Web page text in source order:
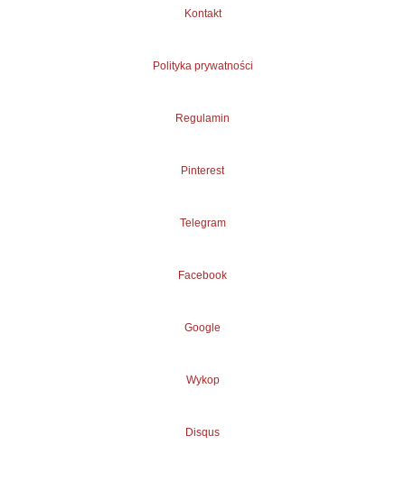
Kontakt
Polityka prywatności
Regulamin
Pinterest
Telegram
Facebook
Google
Wykop
Disqus